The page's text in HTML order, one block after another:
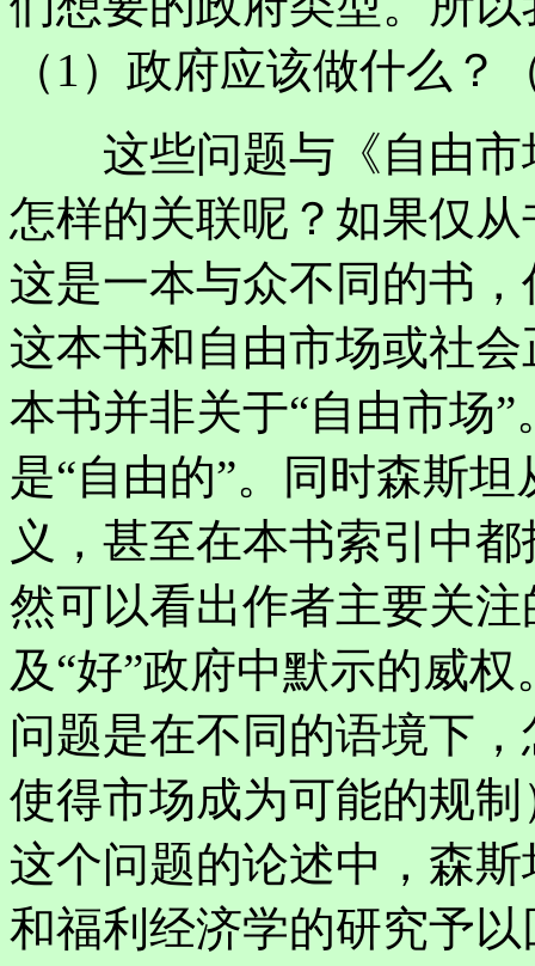
（1）政府应该做什么？
这些问题与《自由市
怎样的关联呢？如果仅
这是一本与众不同的书
这本书和自由市场或社
本书并非关于“自由市场
是“自由的”。同时森斯
义，甚至在本书索引中
然可以看出作者主要关
及“好”政府中默示的威
问题是在不同的语境下
使得市场成为可能的规
这个问题的论述中，森
和福利经济学的研究予